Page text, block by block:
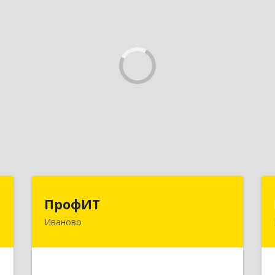
ПрофИТ
Иваново153000, Ивановская обл, г.о. город